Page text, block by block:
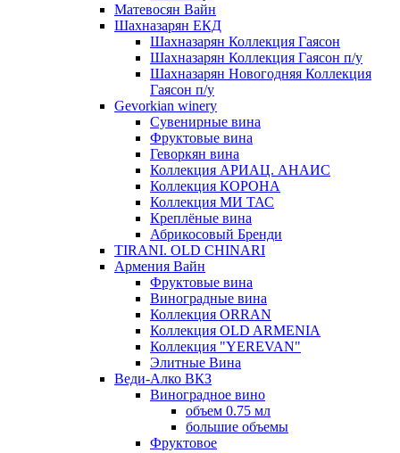
Матевосян Вайн
Шахназарян ЕКД
Шахназарян Коллекция Гаясон
Шахназарян Коллекция Гаясон п/у
Шахназарян Новогодняя Коллекция
Гаясон п/у
Gevorkian winery
Сувенирные вина
Фруктовые вина
Геворкян вина
Коллекция АРИАЦ. АНАИС
Коллекция КОРОНА
Коллекция МИ ТАС
Креплёные вина
Абрикосовый Бренди
TIRANI. OLD CHINARI
Армения Вайн
Фруктовые вина
Виноградные вина
Коллекция ORRAN
Коллекция OLD ARMENIA
Коллекция "YEREVAN"
Элитные Вина
Веди-Алко ВКЗ
Виноградное вино
объем 0.75 мл
большие объемы
Фруктовое